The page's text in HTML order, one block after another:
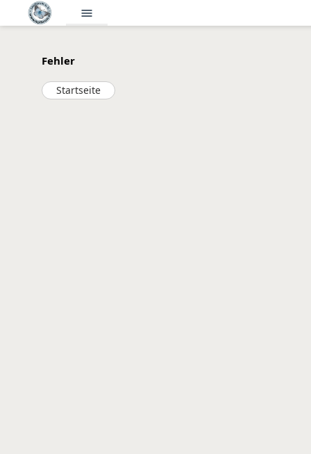
menu
Fehler
Startseite